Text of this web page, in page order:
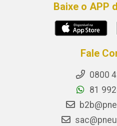
Baixe o APP
Fale
0800
81